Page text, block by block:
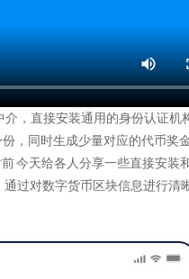
，直接安装通用的身份认证机
，同时生成少量对应的代币奖
今天给各人分享一些直接安装
过对数字货币区块信息进行清